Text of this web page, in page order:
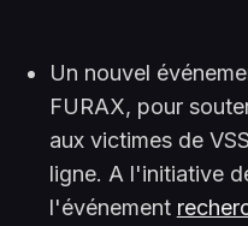
Un nouvel
FURAX, pour
aux victimes de
ligne. A l'initiative
l'événement